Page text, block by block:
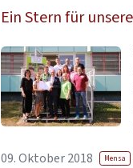
Ein Stern für
09. Oktober 2018
Mensa